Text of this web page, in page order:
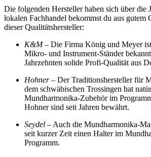
Die folgenden Hersteller haben sich über die
lokalen Fachhandel bekommst du aus gutem
dieser Qualitätshersteller:
K&M– Die Firma König und Meyer
Mikro- und Instrument-Ständer
Jahrzehnten solide Profi-Qualität aus
Hohner– Der Traditionshersteller für
dem schwäbischen Trossingen hat
Mundharmonika-Zubehör im
Hohner sind seit Jahren bewährt.
Seydel – Auch die Mundharmonika-
seit kurzer Zeit einen Halter im
Programm.